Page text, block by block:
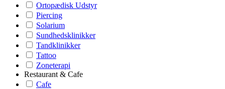
Ortopædisk Udstyr
Piercing
Solarium
Sundhedsklinikker
Tandklinikker
Tattoo
Zoneterapi
Restaurant & Cafe
Cafe